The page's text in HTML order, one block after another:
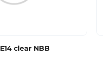
clear NBB